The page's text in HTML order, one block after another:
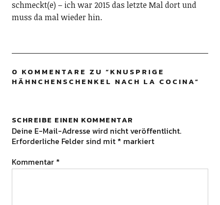
schmeckt(e) – ich war 2015 das letzte Mal dort und
muss da mal wieder hin.
0 KOMMENTARE ZU “KNUSPRIGE
HÄHNCHENSCHENKEL NACH LA COCINA”
SCHREIBE EINEN KOMMENTAR
Deine E-Mail-Adresse wird nicht veröffentlicht.
Erforderliche Felder sind mit * markiert
Kommentar *